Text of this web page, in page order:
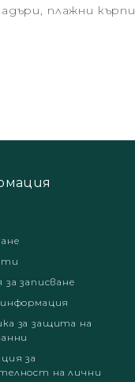
плажни кърпи
за записване
за защита на
за
на лични